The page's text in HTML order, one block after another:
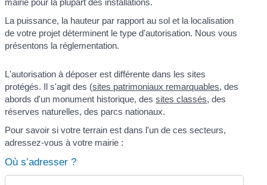
La puissance, la hauteur par rapport au sol et la localisation
de votre projet déterminent le type d'autorisation. Nous vous
présentons la réglementation.
L'autorisation à déposer est différente dans les sites
protégés. Il s'agit des (sites patrimoniaux remarquables, des
abords d'un monument historique, dessites classés, des
réserves naturelles, des parcs nationaux.
Pour savoir si votre terrain est dans l'un de ces secteurs,
adressez-vous à votre mairie :
Où s’adresser ?